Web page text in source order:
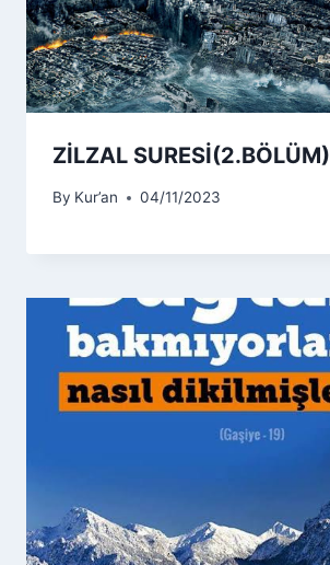
ZİLZAL SURESİ(2.BÖLÜM)
By Kur’an 04/11/2023